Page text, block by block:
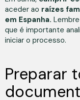
aceder ao raízes
em Espanha.
que é importante
iniciar o processo.
Preparar